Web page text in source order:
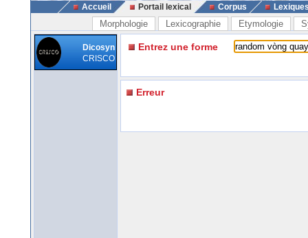
Accueil Portail lexical Corpus
Morphologie Lexicographie Etymologie
Dicosyn
CRISCO
Entrez une forme
Erreur